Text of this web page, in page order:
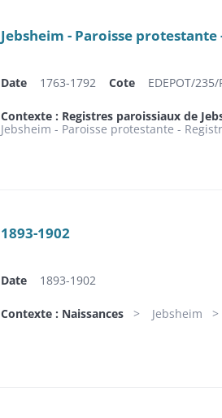
Jebsheim - Paroisse
Date 1763-1792 Cote EDEPOT/235/
Contexte : Registres paroissiaux de
Jebsheim - Paroisse protestante -
1893-1902
Date 1893-1902
Contexte : Naissances Jebsheim